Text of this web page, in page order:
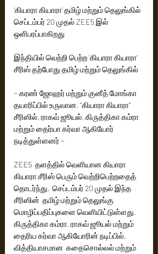
‘கியாரா கியாரா’ தமிழ் மற்றும் தெலுங்கில்
செப்டம்பர் 20 முதல் ZEE5 இல்
ஒளிபரப்பாகிறது
இந்தியில் வெற்றி பெற்ற 'கியாரா கியாரா’
சீரிஸ் தற்போது தமிழ் மற்றும் தெலுங்கில்
~ கரண் ஜோஹர் மற்றும் குனீத் மோங்கா
தயாரிப்பில் உருவான, "கியாரா கியாரா"
சீரிஸில், ராகவ் ஜூயல், கிருத்திகா கம்ரா
மற்றும் தைர்யா கர்வா ஆகியோர்
நடித்துள்ளனர் ~
ZEE5  தளத்தில் வெளியான கியாரா
கியாரா சீரிஸ் பெரும் வெற்றிபெற்றதைத்
தொடர்ந்து,  செப்டம்பர் 20 முதல் இந்த
சீரிஸின்  தமிழ் மற்றும் தெலுங்கு
மொழிப்பதிப்புகளை வெளியிட்டுள்ளது.
கிருத்திகா கம்ரா, ராகவ் ஜூயல் மற்றும்
தைரிய கர்வா ஆகியோரின் நடிப்பில்,
வித்தியாசமான  கதைசொல்லல் மற்றும்